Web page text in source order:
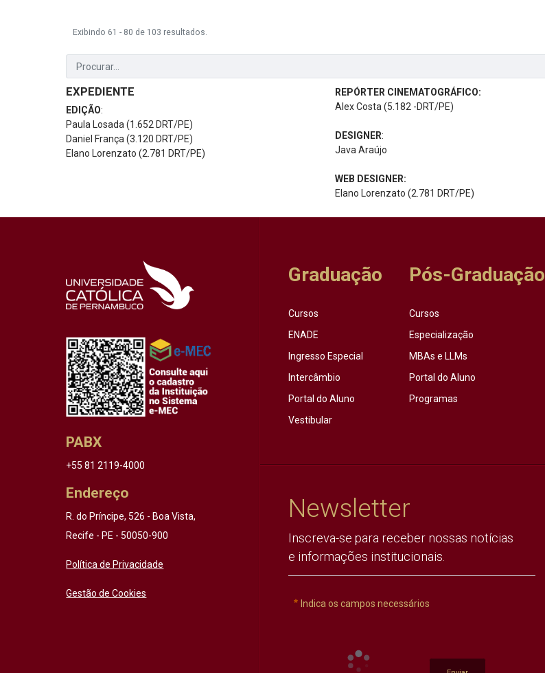
Exibindo 61 - 80 de 103 resultados.
EXPEDIENTE
EDIÇÃO:
Paula Losada (1.652 DRT/PE)
Daniel França (3.120 DRT/PE)
Elano Lorenzato (2.781 DRT/PE)
REPÓRTER CINEMATOGRÁFICO:
Alex Costa (5.182 -DRT/PE)
DESIGNER:
Java Araújo
WEB DESIGNER:
Elano Lorenzato (2.781 DRT/PE)
PABX
+55 81 2119-4000
Endereço
R. do Príncipe, 526 - Boa Vista,
Recife - PE - 50050-900
Política de Privacidade
Gestão de Cookies
Graduação
Cursos
ENADE
Ingresso Especial
Intercâmbio
Portal do Aluno
Vestibular
Pós-Graduação
Cursos
Especialização
MBAs e LLMs
Portal do Aluno
Programas
Newsletter
Inscreva-se para receber nossas notícias
e informações institucionais.
Indica os campos necessários